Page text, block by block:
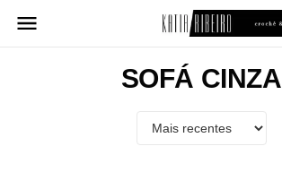
para
SOFÁ CINZA